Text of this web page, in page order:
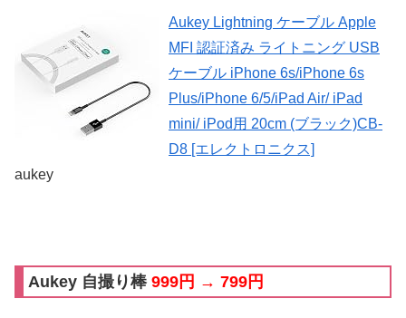
Aukey Lightning ケーブル Apple
MFI 認証済み ライトニング USB
ケーブル iPhone 6s/iPhone 6s
Plus/iPhone 6/5/iPad Air/ iPad
mini/ iPod用 20cm (ブラック)CB-
D8 [エレクトロニクス]
aukey
Aukey 自撮り棒 999円 → 799円